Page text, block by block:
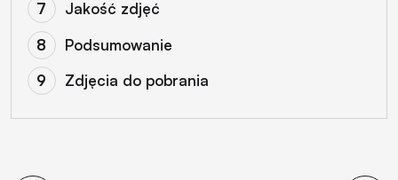
Jakość zdjęć
Podsumowanie
Zdjęcia do pobrania